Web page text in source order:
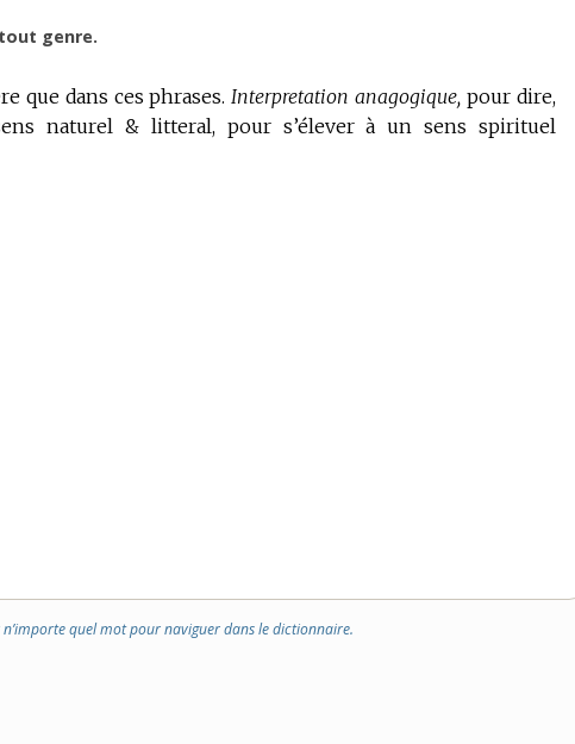
genre.
que dans ces phrases. Interpretation anagogique, pour dire,
naturel & litteral, pour s’élever à un sens spirituel
n’importe quel mot pour naviguer dans le dictionnaire.